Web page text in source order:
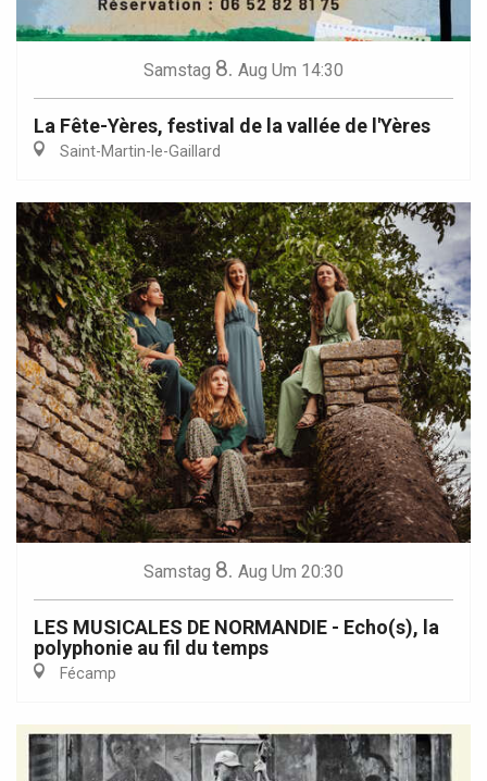
Samstag 8. Aug Um 14:30
La Fête-Yères, festival de la vallée de l'Yères
Saint-Martin-le-Gaillard
Samstag 8. Aug Um 20:30
LES MUSICALES DE NORMANDIE - Echo(s), la
polyphonie au fil du temps
Fécamp